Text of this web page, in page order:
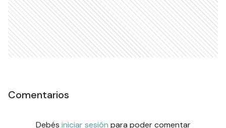
Comentarios
Debés iniciar sesión para poder comentar